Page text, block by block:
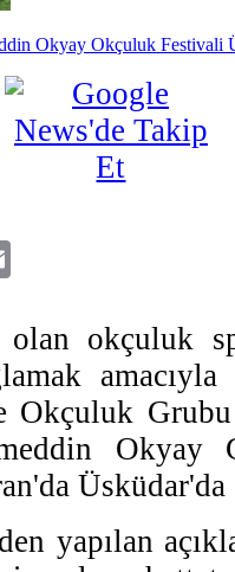
Okyay Okçuluk Festivali
okçuluk
Okçuluk
Okyay
yapılan